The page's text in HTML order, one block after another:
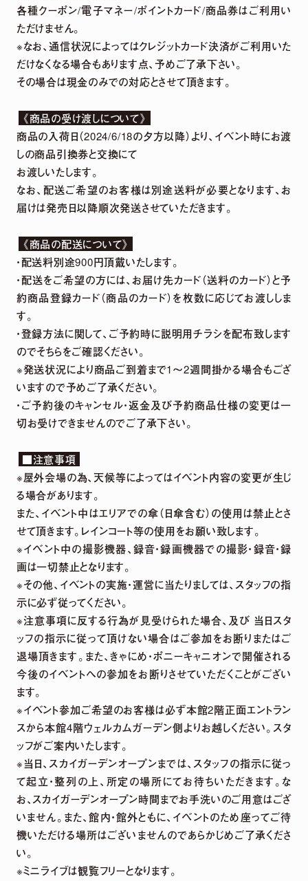
各種クーポン/電子マネー/ポイントカード/商品券はご利用い
ただけません。
※なお、通信状況によってはクレジットカード決済がご利用いた
だけなくなる場合もあります点、予めご了承下さい。
その場合は現金のみでの対応とさせて頂きます。
《商品の受け渡しについて》
商品の入荷日（2024/6/18の夕方以降）より、イベント時にお渡
しの商品引換券と交換にて
お渡しいたします。
なお、配送ご希望のお客様は別途送料が必要となります、お
届けは発売日以降順次発送させていただきます。
《商品の配送について》
・配送料別途900円頂戴いたします。
・配送をご希望の方には、お届け先カード（送料のカード）と予
約商品登録カード（商品のカード）を枚数に応じてお渡ししま
す。
・登録方法に関して、ご予約時に説明用チラシを配布致します
のでそちらをご確認ください。
※発送状況により商品ご到着まで1～2週間掛かる場合もござ
いますので予めご了承ください。
・ご予約後のキャンセル・返金及び予約商品仕様の変更は一
切お受けできませんのでご了承下さい。
■注意事項
※屋外会場の為、天候等によってはイベント内容の変更が生じ
る場合があります。
また、イベント中はエリアでの傘（日傘含む）の使用は禁止とさ
せて頂きます。レインコート等の使用をお願い致します。
※イベント中の撮影機器、録音・録画機器での撮影・録音・録
画は一切禁止となります。
※その他、イベントの実施・運営に当たりましては、スタッフの指
示に必ず従ってください。
※注意事項に反する行為が見受けられた場合、及び 当日スタ
ッフの指示に従って頂けない場合はご参加をお断りまたはご
退場頂きます。また、きゃにめ・ポニーキャニオンで開催される
今後のイベントへの参加をお断りさせていただくことがござい
ます。
※イベント参加ご希望のお客様は必ず本館2階正面エントラン
スから本館4階ウェルカムガーデン側よりお越しください。スタ
ッフがご案内いたします。
※当日、スカイガーデンオープンまでは、スタッフの指示に従っ
て起立・整列の上、所定の場所にてお待ちいただきます。な
お、スカイガーデンオープン時間までお手洗いのご用意はござ
いません。また、館内・館外ともに、イベントのため座ってご待
機いただける場所はございませんのであらかじめご了承くださ
い。
※ミニライブは観覧フリーとなります。